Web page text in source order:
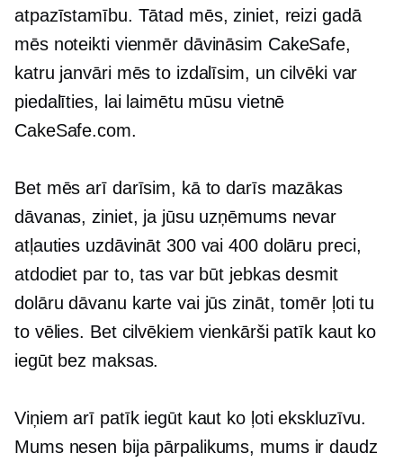
atpazīstamību. Tātad mēs, ziniet, reizi gadā
mēs noteikti vienmēr dāvināsim CakeSafe,
katru janvāri mēs to izdalīsim, un cilvēki var
piedalīties, lai laimētu mūsu vietnē
CakeSafe.com.
Bet mēs arī darīsim, kā to darīs mazākas
dāvanas, ziniet, ja jūsu uzņēmums nevar
atļauties uzdāvināt 300 vai 400 dolāru preci,
atdodiet par to, tas var būt jebkas desmit
dolāru dāvanu karte vai jūs zināt, tomēr ļoti tu
to vēlies. Bet cilvēkiem vienkārši patīk kaut ko
iegūt bez maksas.
Viņiem arī patīk iegūt kaut ko ļoti ekskluzīvu.
Mums nesen bija pārpalikums, mums ir daudz